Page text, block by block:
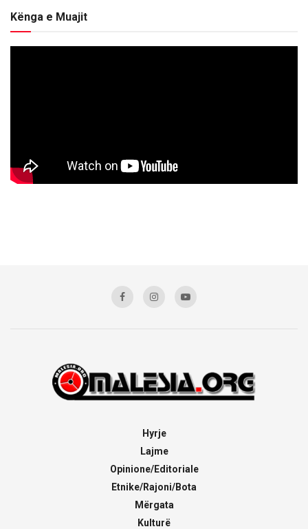
Kënga e Muajit
Hyrje
Lajme
Opinione/Editoriale
Etnike/Rajoni/Bota
Mërgata
Kulturë